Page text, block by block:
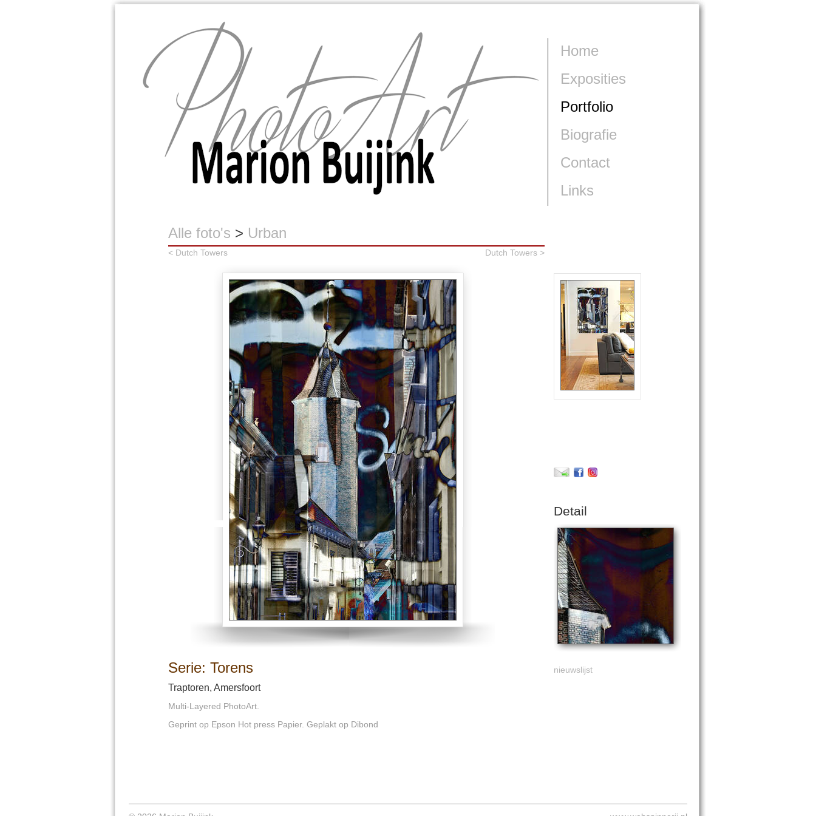
Home
Exposities
Portfolio
Biografie
Contact
Links
Alle foto's > Urban
Dutch Towers >
< Dutch Towers
Serie: Torens
Traptoren, Amersfoort
Multi-Layered PhotoArt.
Geprint op Epson Hot press Papier. Geplakt op Dibond
Detail
nieuwslijst